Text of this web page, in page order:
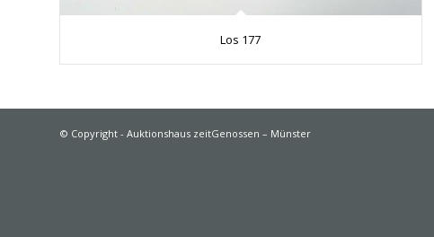
Los 177
© Copyright - Auktionshaus zeitGenossen – Münster